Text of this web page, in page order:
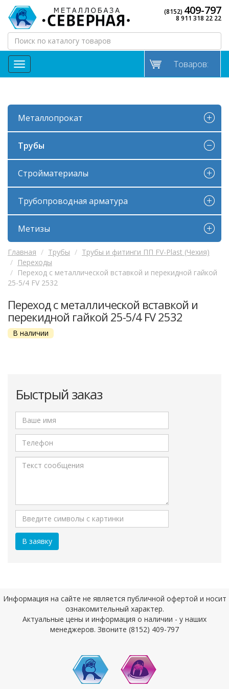
(8152) 409-797
8 911 318 22 22
МЕНЮ Товаров:
Металлопрокат
Трубы
Стройматериалы
Трубопроводная арматура
Метизы
Главная Трубы
Трубы и фитинги ПП FV-Plast (Чехия)
Переходы
Переход с металлической вставкой и перекидной гайкой
25-5/4 FV 2532
Переход с металлической вставкой и
перекидной гайкой 25-5/4 FV 2532
В наличии
Быстрый заказ
Информация на сайте не является публичной офертой и носит
ознакомительный характер.
Актуальные цены и информация о наличии - у наших
менеджеров. Звоните (8152) 409-797